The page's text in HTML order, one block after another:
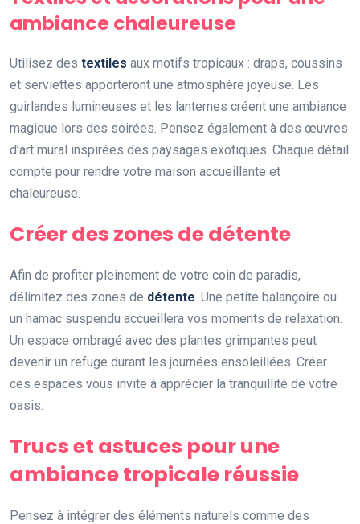
ambiance chaleureuse
Utilisez des textiles aux motifs tropicaux : draps, coussins
et serviettes apporteront une atmosphère joyeuse. Les
guirlandes lumineuses et les lanternes créent une ambiance
magique lors des soirées. Pensez également à des œuvres
d’art mural inspirées des paysages exotiques. Chaque détail
compte pour rendre votre maison accueillante et
chaleureuse.
Créer des zones de détente
Afin de profiter pleinement de votre coin de paradis,
délimitez des zones de détente. Une petite balançoire ou
un hamac suspendu accueillera vos moments de relaxation.
Un espace ombragé avec des plantes grimpantes peut
devenir un refuge durant les journées ensoleillées. Créer
ces espaces vous invite à apprécier la tranquillité de votre
oasis.
Trucs et astuces pour une
ambiance tropicale réussie
Pensez à intégrer des éléments naturels comme des